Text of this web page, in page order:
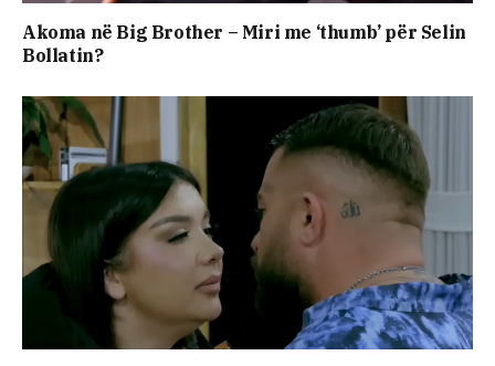
Akoma në Big Brother – Miri me ‘thumb’ për Selin
Bollatin?